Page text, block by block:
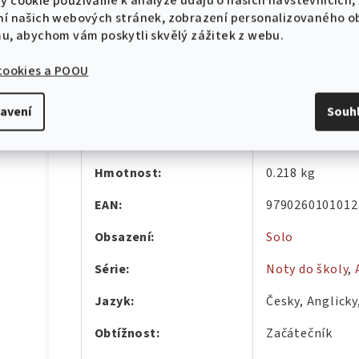
našich webových stránek, zobrazení personalizovaného
abychom vám poskytli skvělý zážitek z webu.
a POOUDoplňkové parametry
Hmotnost:
0.218 kg
EAN:
9790260101012
Obsazení:
Solo
Série: Noty do školy,
Jazyk:
Česky,
Obtížnost:
Začátečník
10 % sleva na první objednávku!
Zásady zpracování osobních údajů